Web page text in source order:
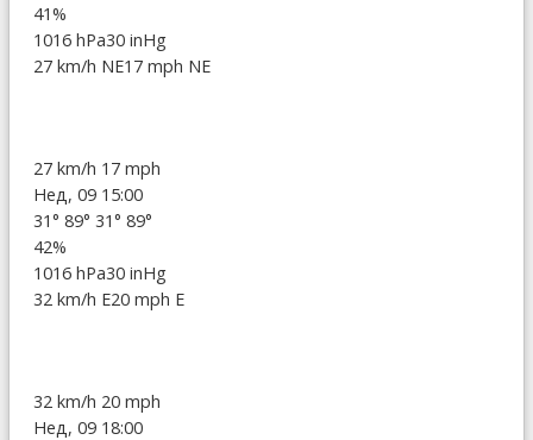
41%
1016 hPa30 inHg
27 km/h NE17 mph NE
27 km/h 17 mph
Нед, 09 15:00
31° 89° 31° 89°
42%
1016 hPa30 inHg
32 km/h E20 mph E
32 km/h 20 mph
Нед, 09 18:00